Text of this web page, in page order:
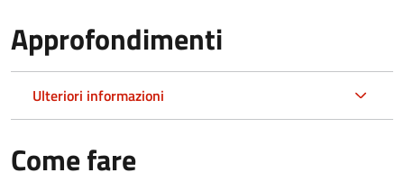
Approfondimenti
Ulteriori informazioni
Come fare